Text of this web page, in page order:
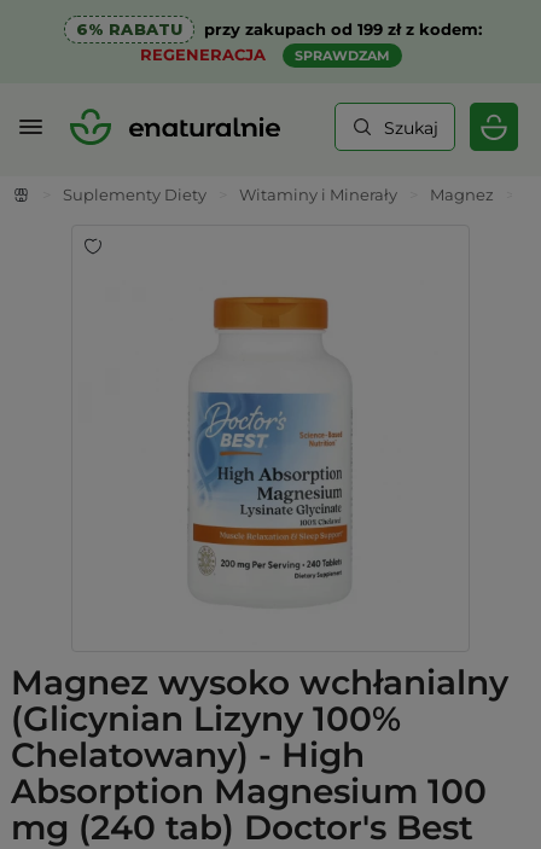
6% RABATU
przy zakupach od 199 zł z kodem:
REGENERACJA
SPRAWDZAM
Szukaj
Suplementy Diety Witaminy i Minerały Magnez
Magnez wysoko wchłanialny
(Glicynian Lizyny 100%
Chelatowany) - High
Absorption Magnesium 100
mg (240 tab) Doctor's Best